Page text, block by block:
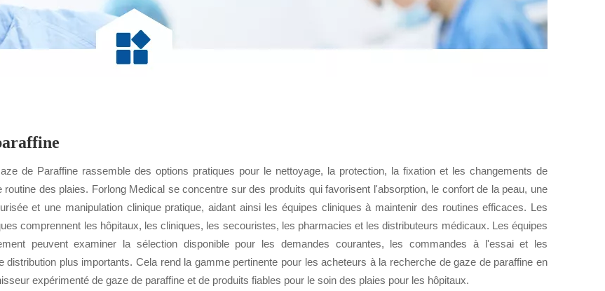
de Paraffine rassemble des options pratiques pour le nettoyage, la protection, la fixation et les changements de
routine des plaies. Forlong Medical se concentre sur des produits qui favorisent l'absorption, le confort de la peau, une
et une manipulation clinique pratique, aidant ainsi les équipes cliniques à maintenir des routines efficaces. Les
comprennent les hôpitaux, les cliniques, les secouristes, les pharmacies et les distributeurs médicaux. Les équipes
peuvent examiner la sélection disponible pour les demandes courantes, les commandes à l'essai et les
distribution plus importants. Cela rend la gamme pertinente pour les acheteurs à la recherche de gaze de paraffine en
expérimenté de gaze de paraffine et de produits fiables pour le soin des plaies pour les hôpitaux.